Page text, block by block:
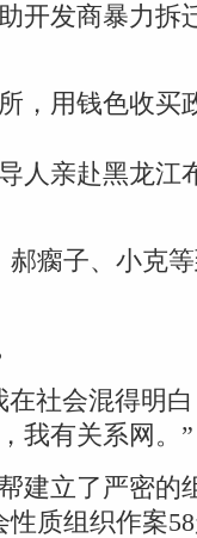
开发商暴力拆
用钱色收买
亲赴黑龙江
瘸子、小克等
社会混得明白
我有关系网。”
立了严密的
质组织作案